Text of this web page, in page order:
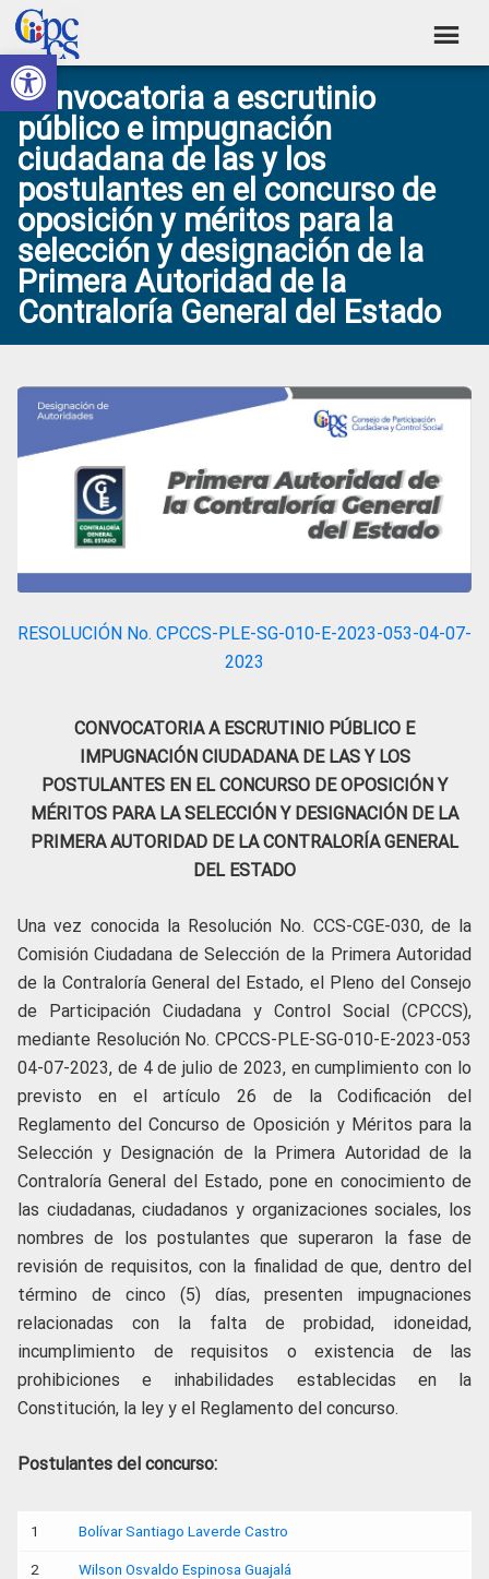
Abrir barra de herramientas
Skip
to
primary
navigation
Skip
to
main
content
Skip
to
primary
sidebar
Skip
to
footer
Consejo
de
Participación
Ciudadana
Control
Social
Construyendo
Poder
Ciudadano
Convocatoria a escrutinio
público e impugnación
ciudadana de las y los
postulantes en el concurso de
oposición y méritos para la
selección y designación de la
Primera Autoridad de la
Contraloría General del Estado
RESOLUCIÓN No. CPCCS-PLE-SG-010-E-2023-053-04-07-
2023
CONVOCATORIA A ESCRUTINIO PÚBLICO E
IMPUGNACIÓN CIUDADANA DE LAS Y LOS
POSTULANTES EN EL CONCURSO DE OPOSICIÓN Y
MÉRITOS PARA LA SELECCIÓN Y DESIGNACIÓN DE LA
PRIMERA AUTORIDAD DE LA CONTRALORÍA GENERAL
DEL ESTADO
Una vez conocida la Resolución No. CCS-CGE-030, de la
Comisión Ciudadana de Selección de la Primera Autoridad
de la Contraloría General del Estado, el Pleno del Consejo
de Participación Ciudadana y Control Social (CPCCS),
mediante Resolución No. CPCCS-PLE-SG-010-E-2023-053
04-07-2023, de 4 de julio de 2023, en cumplimiento con lo
previsto en el artículo 26 de la Codificación del
Reglamento del Concurso de Oposición y Méritos para la
Selección y Designación de la Primera Autoridad de la
Contraloría General del Estado, pone en conocimiento de
las ciudadanas, ciudadanos y organizaciones sociales, los
nombres de los postulantes que superaron la fase de
revisión de requisitos, con la finalidad de que, dentro del
término de cinco (5) días, presenten impugnaciones
relacionadas con la falta de probidad, idoneidad,
incumplimiento de requisitos o existencia de las
prohibiciones e inhabilidades establecidas en la
Constitución, la ley y el Reglamento del concurso.
Postulantes del concurso:
1 Bolívar Santiago Laverde Castro
2 Wilson Osvaldo Espinosa Guajalá